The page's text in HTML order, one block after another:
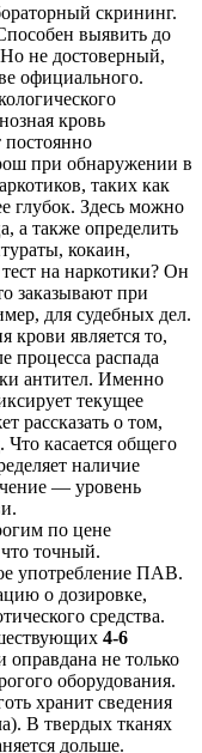
скрининг.
выявить до
не достоверный,
официального.
кровь
постоянно
при обнаружении в
таких как
глубок. Здесь можно
а также определить
кокаин,
на наркотики? Он
заказывают при
для судебных дел.
крови является то,
процесса распада
антител. Именно
текущее
рассказать о том,
Что касается общего
наличие
— уровень
по цене
точный.
употребление ПАВ.
о дозировке,
средства.
4-6
оправдана не только
оборудования.
хранит сведения
В твердых тканях
дольше.